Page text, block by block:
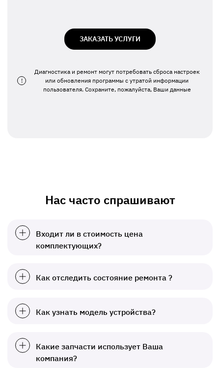
ЗАКАЗАТЬ УСЛУГИ
!
Диагностика и ремонт могут потребовать сброса настроек
или обновления программы с утратой информации
пользователя. Сохраните, пожалуйста, Ваши данные
Нас часто спрашивают
Входит ли в стоимость цена
комплектующих?
Как отследить состояние ремонта ?
Как узнать модель устройства?
Какие запчасти использует Ваша
компания?